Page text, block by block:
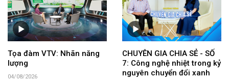
Tọa đàm VTV: Nhãn năng
lượng
04/08/2026
CHUYÊN GIA CHIA SẺ - SỐ
7: Công nghệ nhiệt trong kỷ
nguyên chuyển đổi xanh